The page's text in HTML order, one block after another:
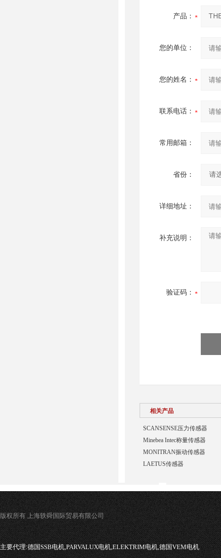
产品：
您的单位：
您的姓名：
联系电话：
常用邮箱：
省份：
详细地址：
补充说明：
验证码：
相关产品
SCANSENSE压力传感器
Minebea Intec称量传感器
MONITRAN振动传感器
LAETUS传感器
版权所有 上海轶舜国际贸易有限公司
主要代理:德国SSB电机,PARVALUX电机,ELEKTRIM电机,德国VEM电机